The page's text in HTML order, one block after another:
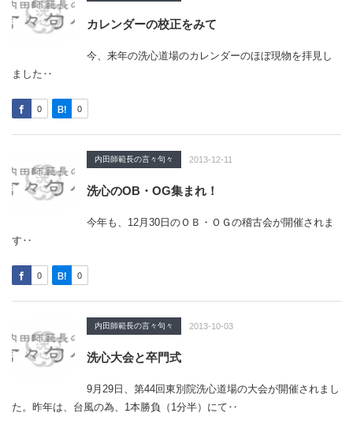
カレンダーの校正をみて
今、来年の洗心道場のカレンダーのほぼ現物を拝見し
ました‥
0 0
内田師範長の言々句々 2013-12-11
洗心のOB・OG集まれ！
今年も、12月30日のＯＢ・ＯＧの稽古会が開催されま
す‥
0 0
内田師範長の言々句々 2013-10-03
洗心大会と卒門式
9月29日、第44回東別院洗心道場の大会が開催されまし
た。昨年は、台風の為、1本勝負（1分半）にて‥